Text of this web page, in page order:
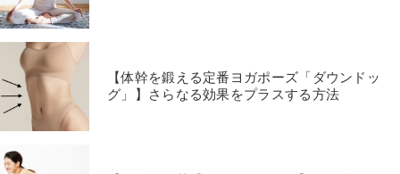
【体幹を鍛える定番ヨガポーズ「ダウンドッ
グ」】さらなる効果をプラスする方法